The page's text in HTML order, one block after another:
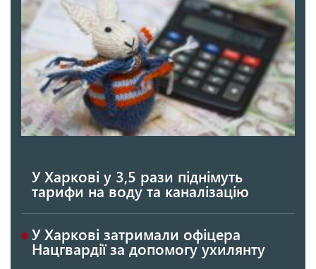
У Харкові у 3,5 рази піднімуть
тарифи на воду та каналізацію
У Харкові затримали офіцера
Нацгвардії за допомогу ухилянту